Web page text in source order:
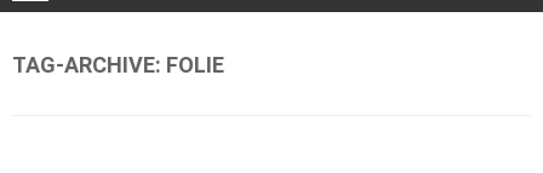
TAG-ARCHIVE: FOLIE